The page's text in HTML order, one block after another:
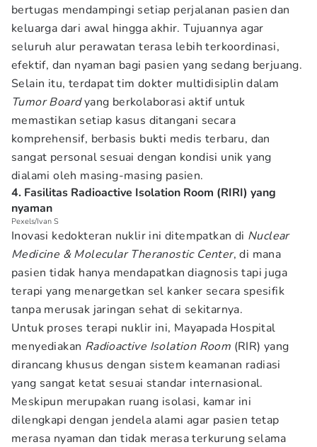
bertugas mendampingi setiap perjalanan pasien dan
keluarga dari awal hingga akhir. Tujuannya agar
seluruh alur perawatan terasa lebih terkoordinasi,
efektif, dan nyaman bagi pasien yang sedang berjuang.
Selain itu, terdapat tim dokter multidisiplin dalam
Tumor Boardyang berkolaborasi aktif untuk
memastikan setiap kasus ditangani secara
komprehensif, berbasis bukti medis terbaru, dan
sangat personal sesuai dengan kondisi unik yang
dialami oleh masing-masing pasien.
4. Fasilitas Radioactive Isolation Room (RIRI) yang
nyaman
Pexels/Ivan S
Inovasi kedokteran nuklir ini ditempatkan di Nuclear
Medicine & Molecular Theranostic Center, di mana
pasien tidak hanya mendapatkan diagnosis tapi juga
terapi yang menargetkan sel kanker secara spesifik
tanpa merusak jaringan sehat di sekitarnya.
Untuk proses terapi nuklir ini, Mayapada Hospital
menyediakan Radioactive Isolation Room (RIR) yang
dirancang khusus dengan sistem keamanan radiasi
yang sangat ketat sesuai standar internasional.
Meskipun merupakan ruang isolasi, kamar ini
dilengkapi dengan jendela alami agar pasien tetap
merasa nyaman dan tidak merasa terkurung selama